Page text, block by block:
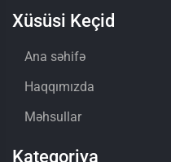
Xüsüsi Keçid
Ana səhifə
Haqqımızda
Məhsullar
Kateqoriya